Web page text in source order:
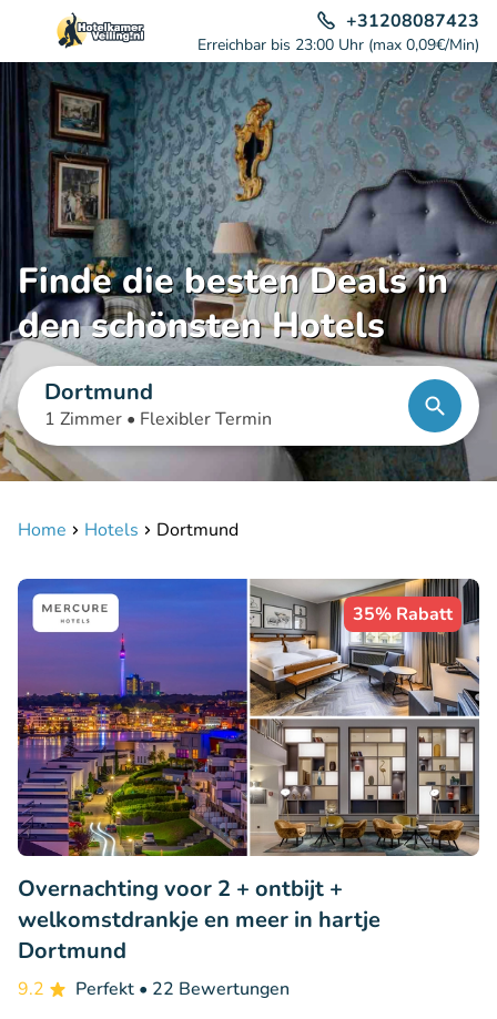
+31208087423
Erreichbar bis 23:00 Uhr (max 0,09€/Min)
Finde die besten Deals in
den schönsten Hotels
Dortmund
1 Zimmer • Flexibler Termin
Home Hotels Dortmund
35% Rabatt
Overnachting voor 2 + ontbijt +
welkomstdrankje en meer in hartje
Dortmund
9.2 Perfekt • 22 Bewertungen